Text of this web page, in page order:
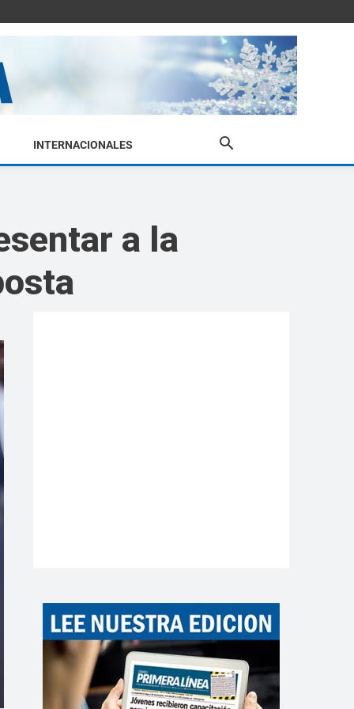
INTERNACIONALES
a la